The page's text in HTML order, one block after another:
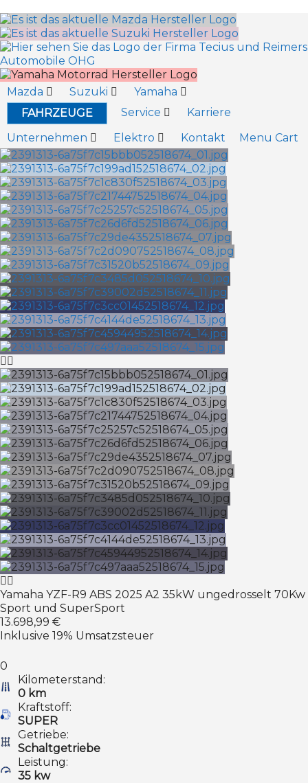
springen
Inhalt
springen
Mazda Suzuki
Yamaha
FAHRZEUGE
Service
Karriere
Unternehmen
Elektro Kontakt Menu Cart
Yamaha YZF-R9 ABS 2025 A2 35kW ungedrosselt 70Kw
Sport und SuperSport
13.698,99 €
Inklusive 19% Umsatzsteuer
0
Kilometerstand:
0 km
Kraftstoff:
SUPER
Getriebe:
Schaltgetriebe
Leistung:
35 kw